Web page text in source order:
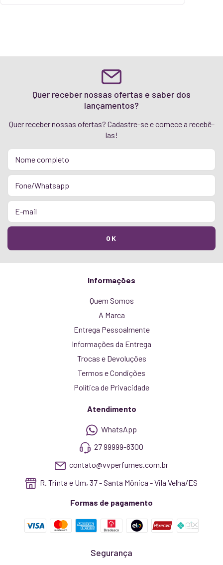
Quer receber nossas ofertas e saber dos
lançamentos?
Quer receber nossas ofertas? Cadastre-se e comece a recebê-
las!
Informações
Quem Somos
A Marca
Entrega Pessoalmente
Informações da Entrega
Trocas e Devoluções
Termos e Condições
Política de Privacidade
Atendimento
WhatsApp
27 99999-8300
contato@vvperfumes.com.br
R. Trinta e Um, 37 - Santa Mônica - Vila Velha/ES
Formas de pagamento
Segurança